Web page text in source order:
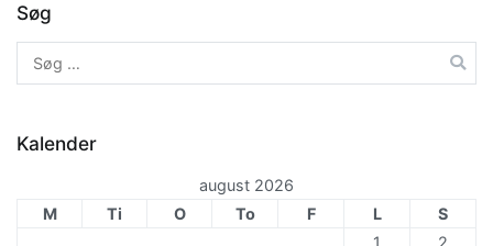
Søg
Søg
efter:
Kalender
august 2026
M
Ti O To F L
S